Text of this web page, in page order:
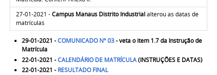
27-01-2021 -Campus Manaus Distrito Industrialalterou as datas de
matrículas
29-01-2021 -COMUNICADO Nº 03- veta o item 1.7 da Instrução de
Matrícula
22-01-2021 -CALENDÁRIO DE MATRÍCULA(INSTRUÇÕES E DATAS)
22-01-2021 - RESULTADO FINAL